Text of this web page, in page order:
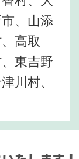
、山添
高取
東吉野
川村、